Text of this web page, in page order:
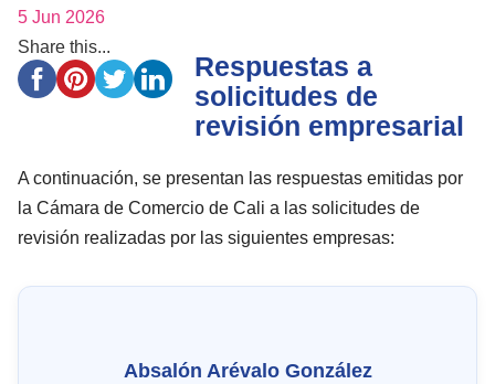
5 Jun 2026
Share this...
Respuestas a
solicitudes de
revisión empresarial
A continuación, se presentan las respuestas emitidas por
la Cámara de Comercio de Cali a las solicitudes de
revisión realizadas por las siguientes empresas:
Absalón Arévalo González